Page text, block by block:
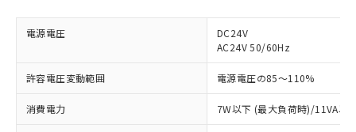
電源電圧
DC24V
AC24V 50/60Hz
許容電圧変動範囲 電源電圧の85～110%
消費電力 7W以下 (最大負荷時)/11VA以